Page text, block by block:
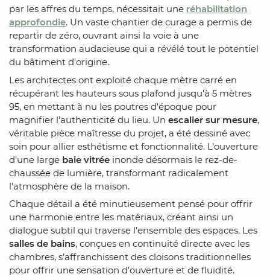
par les affres du temps, nécessitait une réhabilitation
approfondie. Un vaste chantier de curage a permis de
repartir de zéro, ouvrant ainsi la voie à une
transformation audacieuse qui a révélé tout le potentiel
du bâtiment d'origine.
Les architectes ont exploité chaque mètre carré en
récupérant les hauteurs sous plafond jusqu'à 5 mètres
95, en mettant à nu les poutres d'époque pour
magnifier l'authenticité du lieu. Un escalier sur mesure,
véritable pièce maîtresse du projet, a été dessiné avec
soin pour allier esthétisme et fonctionnalité. L’ouverture
d’une large baie vitrée inonde désormais le rez-de-
chaussée de lumière, transformant radicalement
l’atmosphère de la maison.
Chaque détail a été minutieusement pensé pour offrir
une harmonie entre les matériaux, créant ainsi un
dialogue subtil qui traverse l’ensemble des espaces. Les
salles de bains, conçues en continuité directe avec les
chambres, s’affranchissent des cloisons traditionnelles
pour offrir une sensation d’ouverture et de fluidité.